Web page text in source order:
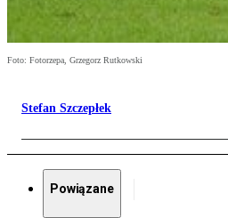
Foto: Fotorzepa, Grzegorz Rutkowski
Stefan Szczepłek
Powiązane